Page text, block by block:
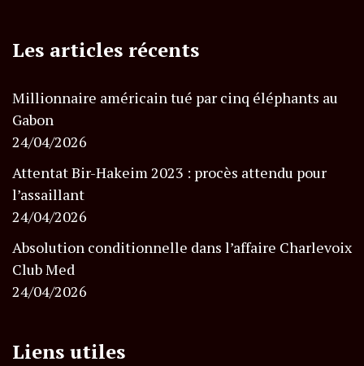
Les articles récents
Millionnaire américain tué par cinq éléphants au
Gabon
24/04/2026
Attentat Bir-Hakeim 2023 : procès attendu pour
l’assaillant
24/04/2026
Absolution conditionnelle dans l’affaire Charlevoix
Club Med
24/04/2026
Liens utiles